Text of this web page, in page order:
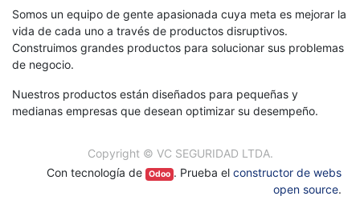
Somos un equipo de gente apasionada cuya meta es mejorar la
vida de cada uno a través de productos disruptivos.
Construimos grandes productos para solucionar sus problemas
de negocio.
Nuestros productos están diseñados para pequeñas y
medianas empresas que desean optimizar su desempeño.
Copyright © VC SEGURIDAD LTDA.
Con tecnología de
Odoo . Prueba el constructor de webs
open source.